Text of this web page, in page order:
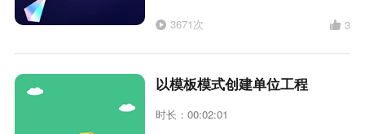
3671次 3
以模板模式创建单位工程
时长：00:02:01